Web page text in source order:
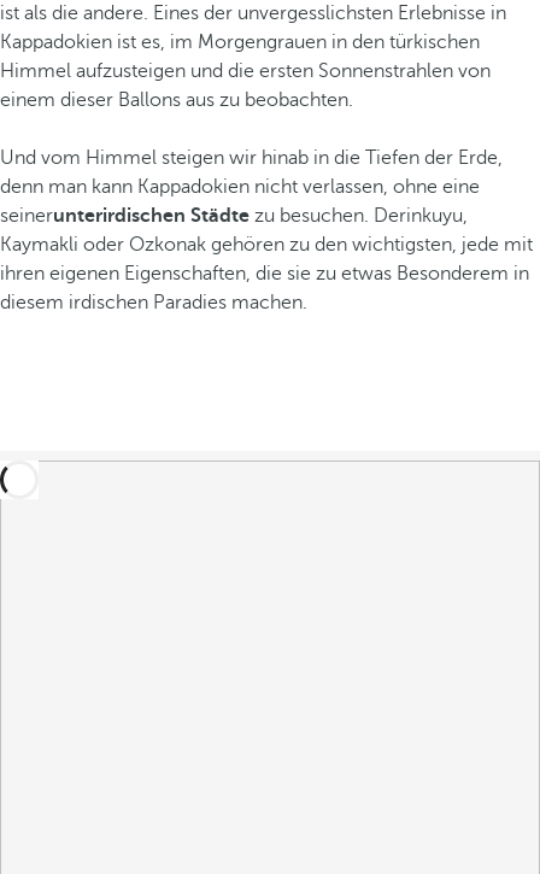
ist als die andere. Eines der unvergesslichsten Erlebnisse in
Kappadokien ist es, im Morgengrauen in den türkischen
Himmel aufzusteigen und die ersten Sonnenstrahlen von
einem dieser Ballons aus zu beobachten.
Und vom Himmel steigen wir hinab in die Tiefen der Erde,
denn man kann Kappadokien nicht verlassen, ohne eine
seinerunterirdischen Städte zu besuchen. Derinkuyu,
Kaymakli oder Ozkonak gehören zu den wichtigsten, jede mit
ihren eigenen Eigenschaften, die sie zu etwas Besonderem in
diesem irdischen Paradies machen.